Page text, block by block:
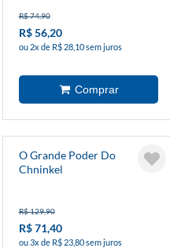
R$ 74,90
R$ 56,20
ou 2x de R$ 28,10 sem juros
O Grande Poder Do
Chninkel
R$ 129,90
R$ 71,40
ou 3x de R$ 23,80 sem juros